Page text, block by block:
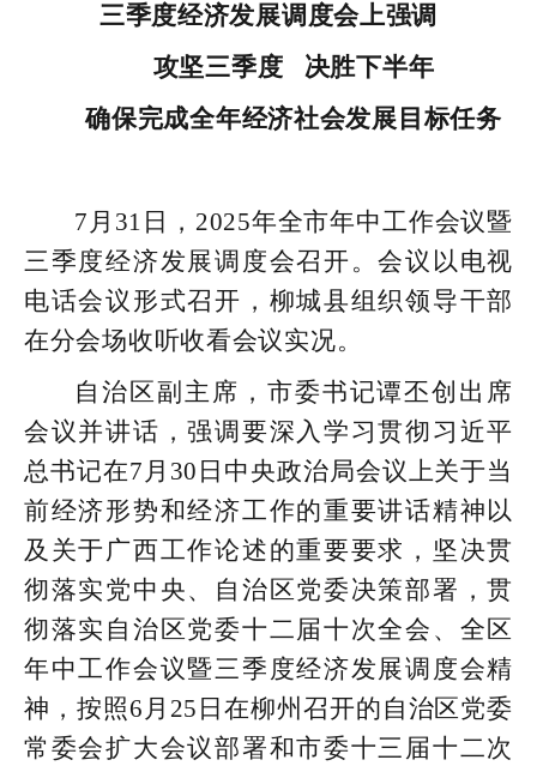
三季度经济发展调度会上强调
攻坚三季度 决胜下半年
确保完成全年经济社会发展目标任务
7月31日，2025年全市年中工作会议暨
三季度经济发展调度会召开。会议以电视
电话会议形式召开，柳城县组织领导干部
在分会场收听收看会议实况。
自治区副主席，市委书记谭丕创出席
会议并讲话，强调要深入学习贯彻习近平
总书记在7月30日中央政治局会议上关于当
前经济形势和经济工作的重要讲话精神以
及关于广西工作论述的重要要求，坚决贯
彻落实党中央、自治区党委决策部署，贯
彻落实自治区党委十二届十次全会、全区
年中工作会议暨三季度经济发展调度会精
神，按照6月25日在柳州召开的自治区党委
常委会扩大会议部署和市委十三届十二次